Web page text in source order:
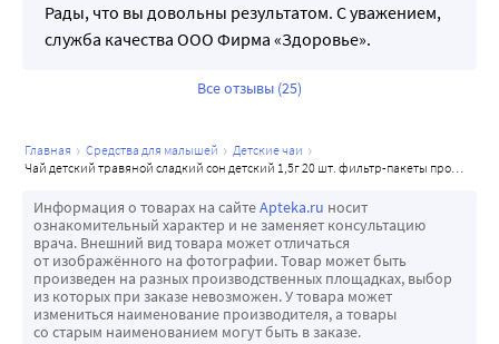
Рады, что вы довольны результатом. С уважением,
служба качества ООО Фирма «Здоровье».
Все отзывы (25)
главная средства для малышей
детские чаи
чай детский травяной сладкий сон детский 1,5г 20 шт. фильтр-пакеты профессор травкин
Информация о товарах на сайтеApteka.ru носит
ознакомительный характер и не заменяет консультацию
врача. Внешний вид товара может отличаться
от изображённого на фотографии. Товар может быть
произведен на разных производственных площадках, выбор
из которых при заказе невозможен. У товара может
измениться наименование производителя, а товары
со старым наименованием могут быть в заказе.